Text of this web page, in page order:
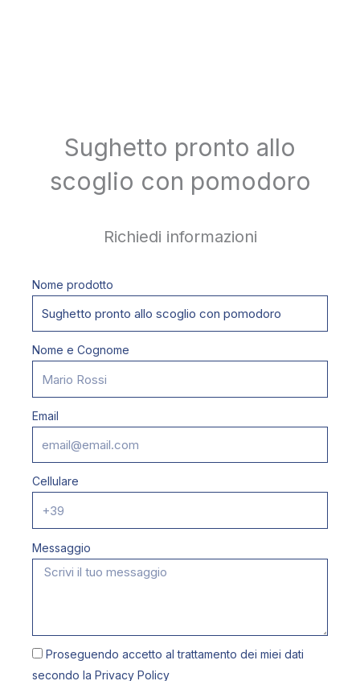
Sughetto pronto allo
scoglio con pomodoro
Richiedi informazioni
Nome prodotto
Nome e Cognome
Email
Cellulare
Messaggio
Proseguendo accetto al trattamento dei miei dati
secondo la Privacy Policy